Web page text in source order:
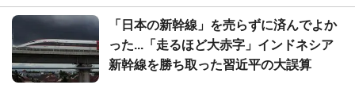
「日本の新幹線」を売らずに済んでよか
った...「走るほど大赤字」インドネシア
新幹線を勝ち取った習近平の大誤算